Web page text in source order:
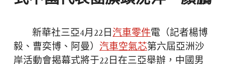
新華社三亞4月22日汽車零件電（記者楊博
毅、曹奕博、阿曼）汽車空氣芯第六屆亞洲沙
岸活動會揭幕式將于22日在三亞舉辦，中國男